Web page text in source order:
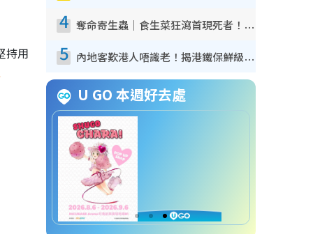
持用
4 奪命寄生蟲｜食生菜狂瀉首現死者！疫潮惡化錄1.8萬宗病例 揭洗菜3大謬誤
5 內地客歎港人唔識老！揭港鐵保鮮級冷氣 港人求放過：咪投訴
U GO 本週好去處